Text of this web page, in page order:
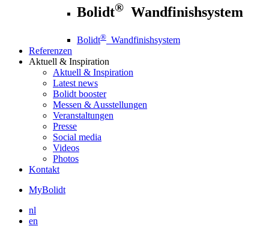
Bolidt® Wandfinishsystem
Bolidt® Wandfinishsystem
Referenzen
Aktuell & Inspiration
Aktuell & Inspiration
Latest news
Bolidt booster
Messen & Ausstellungen
Veranstaltungen
Presse
Social media
Videos
Photos
Kontakt
MyBolidt
nl
en